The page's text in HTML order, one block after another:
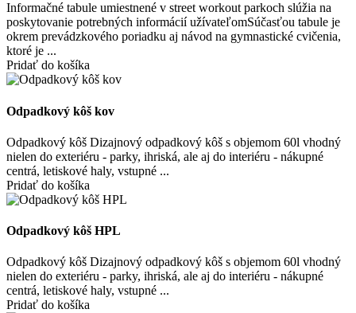
Informačné tabule umiestnené v street workout parkoch slúžia na
poskytovanie potrebných informácií užívateľomSúčasťou tabule je
okrem prevádzkového poriadku aj návod na gymnastické cvičenia,
ktoré je ...
Pridať do košíka
Odpadkový kôš kov
Odpadkový kôš Dizajnový odpadkový kôš s objemom 60l vhodný
nielen do exteriéru - parky, ihriská, ale aj do interiéru - nákupné
centrá, letiskové haly, vstupné ...
Pridať do košíka
Odpadkový kôš HPL
Odpadkový kôš Dizajnový odpadkový kôš s objemom 60l vhodný
nielen do exteriéru - parky, ihriská, ale aj do interiéru - nákupné
centrá, letiskové haly, vstupné ...
Pridať do košíka